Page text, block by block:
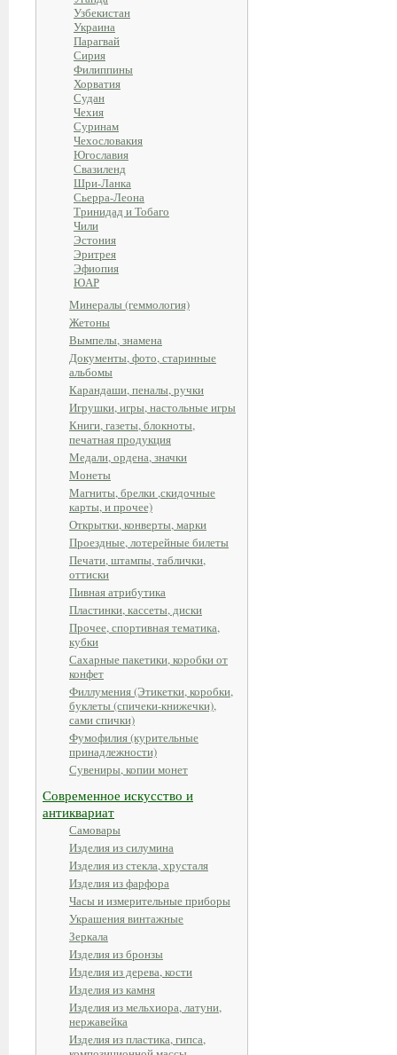
Узбекистан
Украина
Парагвай
Сирия
Филиппины
Хорватия
Судан
Чехия
Суринам
Чехословакия
Югославия
Свазиленд
Шри-Ланка
Сьерра-Леона
Тринидад и Тобаго
Чили
Эстония
Эритрея
Эфиопия
ЮАР
Минералы (геммология)
Жетоны
Вымпелы, знамена
Документы, фото, старинные
альбомы
Карандаши, пеналы, ручки
Игрушки, игры, настольные игры
Книги, газеты, блокноты,
печатная продукция
Медали, ордена, значки
Монеты
Магниты, брелки ,скидочные
карты, и прочее)
Открытки, конверты, марки
Проездные, лотерейные билеты
Печати, штампы, таблички,
оттиски
Пивная атрибутика
Пластинки, кассеты, диски
Прочее, спортивная тематика,
кубки
Сахарные пакетики, коробки от
конфет
Филлумения (Этикетки, коробки,
буклеты (спичеки-книжечки),
сами спички)
Фумофилия (курительные
принадлежности)
Сувениры, копии монет
Современное искусство и
антиквариат
Самовары
Изделия из силумина
Изделия из стекла, хрусталя
Изделия из фарфора
Часы и измерительные приборы
Украшения винтажные
Зеркала
Изделия из бронзы
Изделия из дерева, кости
Изделия из камня
Изделия из мельхиора, латуни,
нержавейка
Изделия из пластика, гипса,